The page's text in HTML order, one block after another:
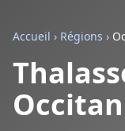
Accueil › Régions ›